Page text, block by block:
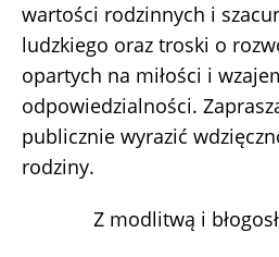
wartości rodzinnych i
ludzkiego oraz troski o
opartych na miłości i
odpowiedzialności.
publicznie wyrazić
rodziny.
Z modlitwą i